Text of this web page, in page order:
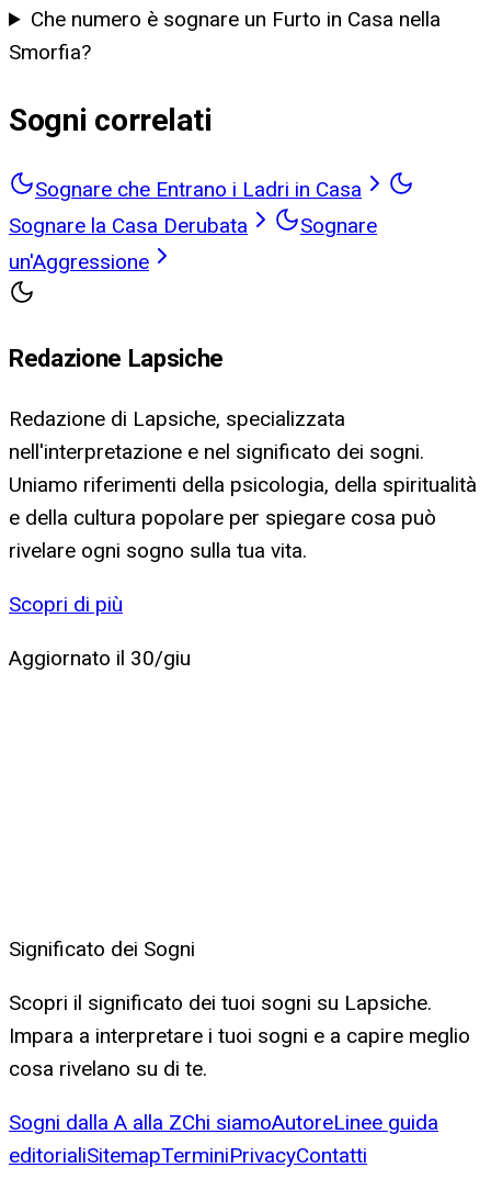
Che numero è sognare un Furto in Casa nella
Smorfia?
Sogni correlati
Sognare che Entrano i Ladri in Casa
Sognare la Casa Derubata
Sognare
un'Aggressione
Redazione Lapsiche
Redazione di Lapsiche, specializzata
nell'interpretazione e nel significato dei sogni.
Uniamo riferimenti della psicologia, della spiritualità
e della cultura popolare per spiegare cosa può
rivelare ogni sogno sulla tua vita.
Scopri di più
Aggiornato il 30/giu
Significato dei Sogni
Scopri il significato dei tuoi sogni su Lapsiche.
Impara a interpretare i tuoi sogni e a capire meglio
cosa rivelano su di te.
Sogni dalla A alla ZChi siamoAutoreLinee guida
editorialiSitemapTerminiPrivacyContatti